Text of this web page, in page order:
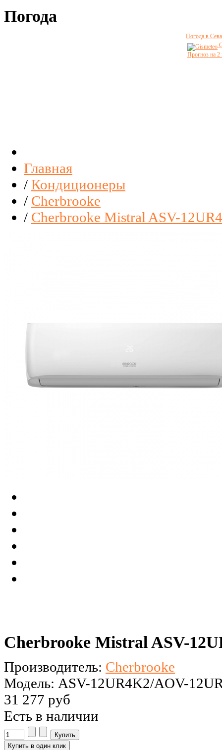
Погода
Погода в
Прогноз на 2
Главная
/ Кондиционеры
/ Cherbrooke
/ Cherbrooke Mistral ASV-
Cherbrooke Mistral ASV-
Производитель: Cherbrooke
Модель: ASV-12UR4K2/AOV-
31 277 руб
Есть в наличии